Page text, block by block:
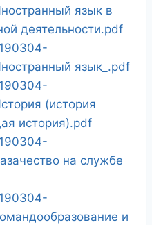
язык в
деятельности.pdf
язык_.pdf
(история
история).pdf
на службе
и